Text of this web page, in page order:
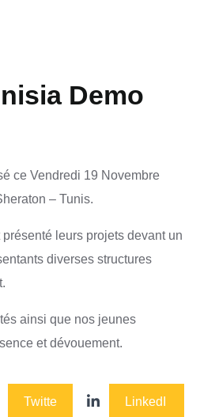
Demo
ce Vendredi 19 Novembre
– Tunis.
leurs projets devant un
diverses structures
ainsi que nos jeunes
et dévouement.
Twitte LinkedI